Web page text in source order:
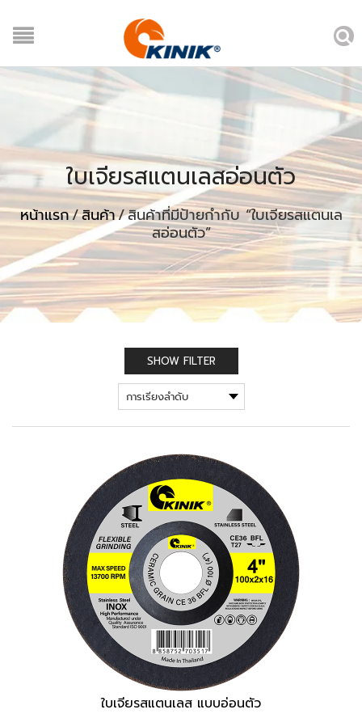
ใบเจียรสแตนเลสอ่อนตัว
หน้าแรก/สินค้า/สินค้าที่มีป้ายกำกับ “ใบเจียรสแตนเล
สอ่อนตัว”
SHOW FILTER
ใบเจียรสแตนเลส แบบอ่อนตัว